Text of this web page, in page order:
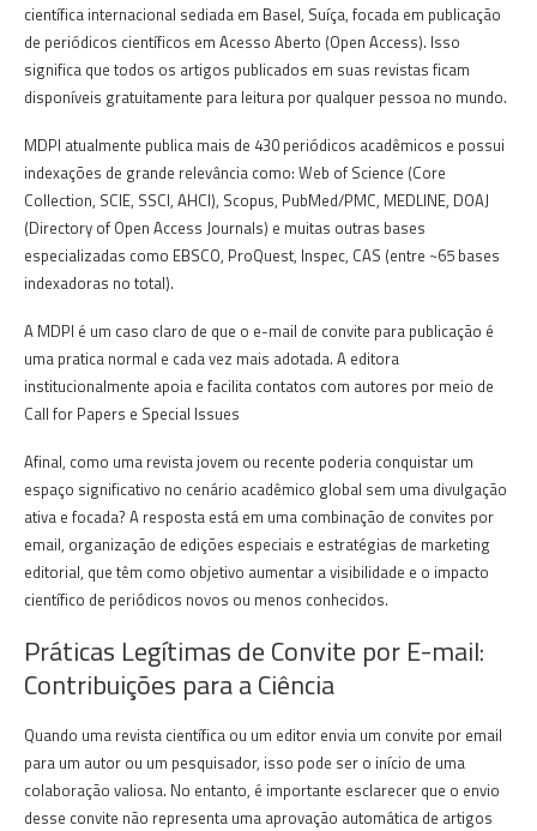
científica internacional sediada em Basel, Suíça, focada em publicação
de periódicos científicos em Acesso Aberto (Open Access). Isso
significa que todos os artigos publicados em suas revistas ficam
disponíveis gratuitamente para leitura por qualquer pessoa no mundo.
MDPI atualmente publica mais de 430 periódicos acadêmicos e possui
indexações de grande relevância como: Web of Science (Core
Collection, SCIE, SSCI, AHCI), Scopus, PubMed/PMC, MEDLINE, DOAJ
(Directory of Open Access Journals) e muitas outras bases
especializadas como EBSCO, ProQuest, Inspec, CAS (entre ~65 bases
indexadoras no total).
A MDPI é um caso claro de que o e-mail de convite para publicação é
uma pratica normal e cada vez mais adotada. A editora
institucionalmente apoia e facilita contatos com autores por meio de
Call for Papers e Special Issues
Afinal, como uma revista jovem ou recente poderia conquistar um
espaço significativo no cenário acadêmico global sem uma divulgação
ativa e focada? A resposta está em uma combinação de convites por
email, organização de edições especiais e estratégias de marketing
editorial, que têm como objetivo aumentar a visibilidade e o impacto
científico de periódicos novos ou menos conhecidos.
Práticas Legítimas de Convite por E-mail:
Contribuições para a Ciência
Quando uma revista científica ou um editor envia um convite por email
para um autor ou um pesquisador, isso pode ser o início de uma
colaboração valiosa. No entanto, é importante esclarecer que o envio
desse convite não representa uma aprovação automática de artigos